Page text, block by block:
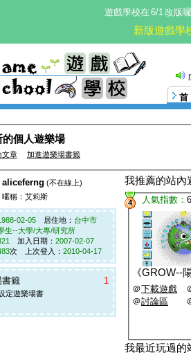
遊戲學校在 6/1改版
新版遊戲學
的個人遊樂場
文章 加進遊樂場書籤
aliceferng (不在線上)
暱稱：艾莉斯
02-05 居住地： 台中市
生--大學/大專/研究所
加入日期： 2007-02-07
次 上次登入： 2010-04-17
書籤 1
定遊樂場書
我推薦的站內
4 人氣指數：
《GROW--
＠下載遊戲
＠討論區
我最近玩過的